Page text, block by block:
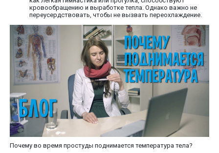
кровообращению и выработке тепла. Однако важно не
переусердствовать, чтобы не вызвать переохлаждение.
Почему во время простуды поднимается температура тела?